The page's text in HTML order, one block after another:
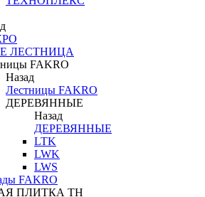
ЛЕСТНИЦА
FAKRO
Назад
Лестницы FAKRO
ДЕРЕВЯННЫЕ
Назад
ДЕРЕВЯННЫЕ
LTK
LWK
LWS
FAKRO
ПЛИТКА ТН